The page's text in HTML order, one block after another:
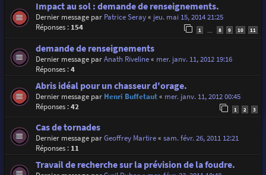
Impact au sol : demande de renseignements.
Dernier message par Patrice Seray« jeu. mai 15, 2014 21:25
Réponses : 154 1 8 9 10 11
demande de renseignements
Dernier message parAnath Riveline« mer. janv. 11, 2012 19:16
Réponses :4
Abris idéal pour un chasseur d'orage.
Dernier message par Henri Buffetaut« mer. janv. 11, 2012 00:45
Réponses :42 1 2 3
Cas de tornades
Dernier message parGeoffrey Martire« sam. févr. 26, 2011 12:21
Réponses : 11
Travail de recherche sur la prévision de la foudre.